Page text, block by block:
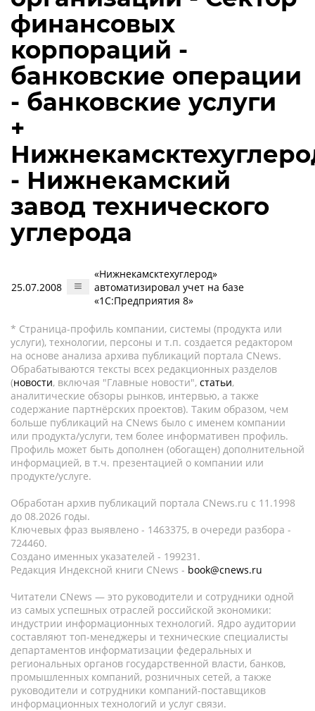
финансовых
корпораций -
банковские операции
- банковские услуги
+
- Нижнекамский
завод технического
углерода
25.07.2008
«Нижнекамсктехуглерод»
автоматизировал учет на базе
«1С:Предприятия 8»
* Страница-профиль компании, системы (продукта или
услуги), технологии, персоны и т.п. создается редактором
на основе анализа архива публикаций портала CNews.
Обрабатываются тексты всех редакционных разделов
(новости, включая "Главные новости", статьи,
аналитические обзоры рынков, интервью, а также
содержание партнёрских проектов). Таким образом, чем
больше публикаций на CNews было с именем компании
или продукта/услуги, тем более информативен профиль.
Профиль может быть дополнен (обогащен) дополнительной
информацией, в т.ч. презентацией о компании или
продукте/услуге.
Обработан архив публикаций портала CNews.ru c 11.1998
до 08.2026 годы.
Ключевых фраз выявлено - 1463375, в очереди разбора -
724460.
Создано именных указателей - 199231.
Редакция Индексной книги CNews - book@cnews.ru
Читатели CNews — это руководители и сотрудники одной
из самых успешных отраслей российской экономики:
индустрии информационных технологий. Ядро аудитории
составляют топ-менеджеры и технические специалисты
департаментов информатизации федеральных и
региональных органов государственной власти, банков,
промышленных компаний, розничных сетей, а также
руководители и сотрудники компаний-поставщиков
информационных технологий и услуг связи.